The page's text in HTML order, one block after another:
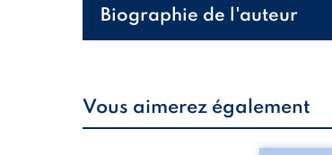
Biographie de l'auteur
Vous aimerez également